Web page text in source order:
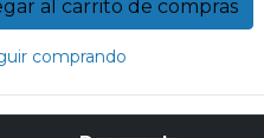
comprando